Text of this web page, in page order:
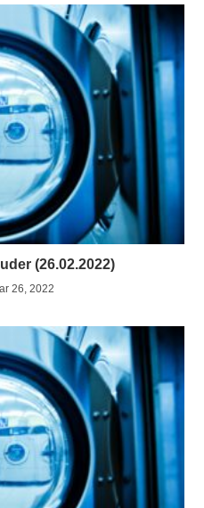
(26.02.2022)
26, 2022